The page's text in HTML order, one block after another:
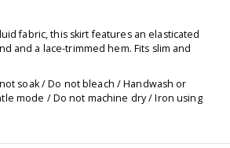
fabric, this skirt features an elasticated
and a lace-trimmed hem. Fits slim and
soak / Do not bleach / Handwash or
mode / Do not machine dry / Iron using